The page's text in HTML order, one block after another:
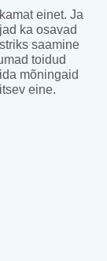
einet. Ja
ka osavad
saamine
toidud
mõningaid
eine.